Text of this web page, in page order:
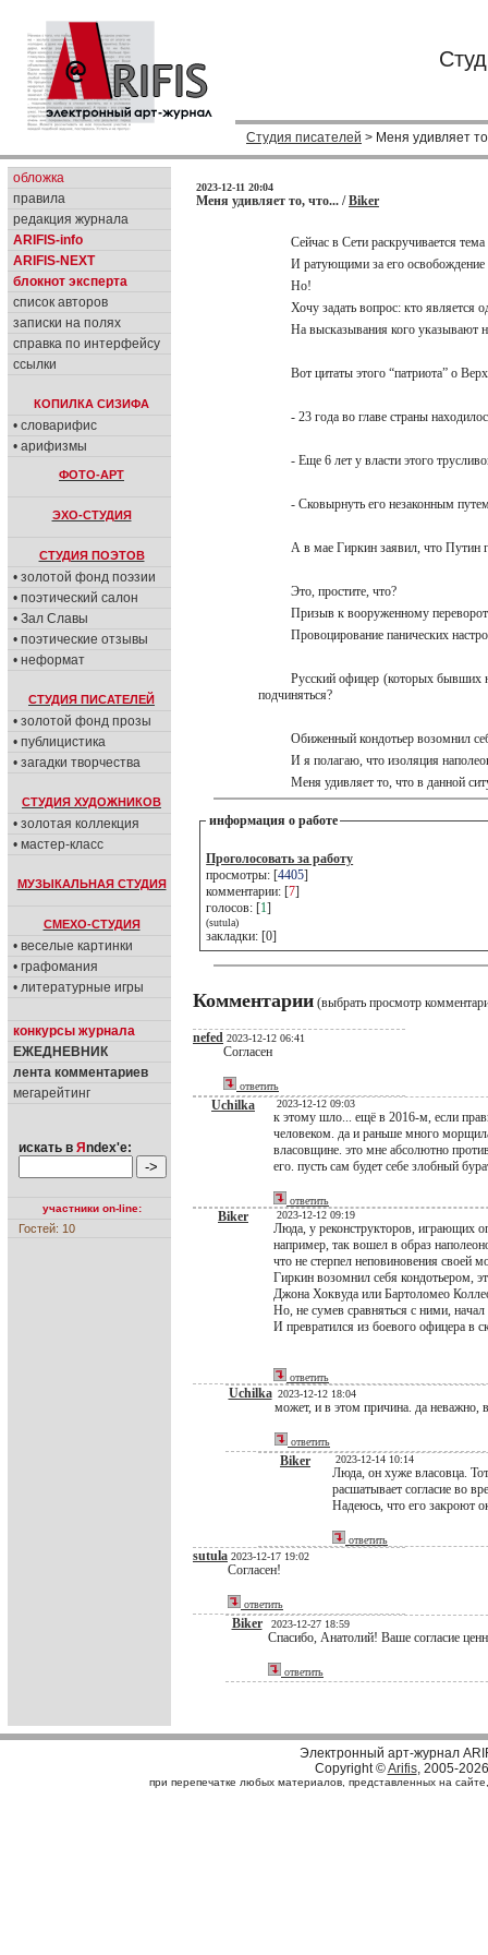
Студия писателей > Меня удивляет
обложка
правила
редакция журнала
ARIFIS-info
ARIFIS-NEXT
блокнот эксперта
список авторов
записки на полях
справка по интерфейсу
ссылки
КОПИЛКА СИЗИФА
• словарифис
• арифизмы
ФОТО-АРТ
ЭХО-СТУДИЯ
СТУДИЯ ПОЭТОВ
• золотой фонд поэзии
• поэтический салон
• Зал Славы
• поэтические отзывы
• неформат
СТУДИЯ ПИСАТЕЛЕЙ
• золотой фонд прозы
• публицистика
• загадки творчества
СТУДИЯ ХУДОЖНИКОВ
• золотая коллекция
• мастер-класс
МУЗЫКАЛЬНАЯ СТУДИЯ
СМЕХО-СТУДИЯ
• веселые картинки
• графомания
• литературные игры
конкурсы журнала
ЕЖЕДНЕВНИК
лента комментариев
мегарейтинг
искать в Я ndex'е:
участники on-line:
Гостей: 10
2023-12-11 20:04
Меня удивляет то, что... /Biker
Сейчас в Сети раскручивается
И ратующими за его освобождение
Но!
Хочу задать вопрос: кто
На высказывания кого указывают
Вот цитаты этого “патриота” о
- 23 года во главе страны
- Еще 6 лет у власти этого
- Сковырнуть его незаконным
А в мае Гиркин заявил, что Путин
Это, простите, что?
Призыв к вооруженному
Провоцирование панических
Русский офицер (которых бывших
подчиняться?
Обиженный кондотьер возомнил
И я полагаю, что изоляция
Меня удивляет то, что в данной
информация о работе
Проголосовать за работу
просмотры: [4405]
комментарии: [7]
голосов: [1]
(sutula)
закладки: [0]
Комментарии (выбрать просмотр
nefed 2023-12-12 06:41
Согласен
ответить
Uchilka 2023-12-12 09:03
к этому шло... ещё в 2016-м, если
человеком. да и раньше много
власовщине. это мне абсолютно
его. пусть сам будет себе злобный
ответить
Biker 2023-12-12 09:19
Люда, у реконструкторов, играющих
например, так вошел в образ
что не стерпел неповиновения своей
Гиркин возомнил себя кондотьером,
Джона Хоквуда или Бартоломео
Но, не сумев сравняться с ними,
И превратился из боевого офицера в
ответить
Uchilka 2023-12-12 18:04
может, и в этом причина. да неважно,
ответить
Biker 2023-12-14 10:14
Люда, он хуже власовца.
расшатывает согласие во
Надеюсь, что его закроют
ответить
sutula 2023-12-17 19:02
Согласен!
ответить
Biker 2023-12-27 18:59
Спасибо, Анатолий! Ваше согласие
ответить
Электронный арт-журнал
Copyright ©Arifis, 2005-2026
при перепечатке любых материалов, представленных на